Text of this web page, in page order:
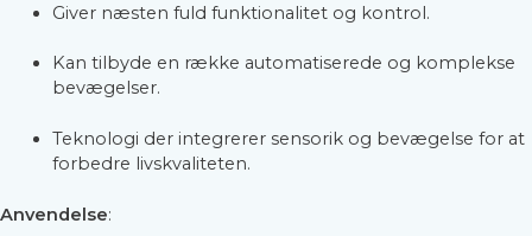
Giver næsten fuld funktionalitet og kontrol.
Kan tilbyde en række automatiserede og komplekse
bevægelser.
Teknologi der integrerer sensorik og bevægelse for at
forbedre livskvaliteten.
Anvendelse: